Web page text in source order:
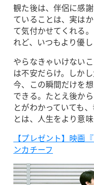
観た後は、伴侶に感
ていることは、実は
て気付かせてくれる
れど、いつもより優
やらなきゃいけない
は不安だらけ。しか
今、この瞬間だけを
できる。たとえ後か
とがわかっていても
とは、人生をより意
【プレゼント】映画
ンカチーフ